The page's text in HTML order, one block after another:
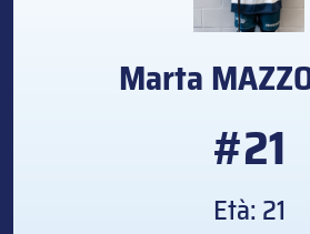
Marta
#21
Età: 21